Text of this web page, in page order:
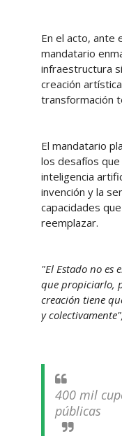
En el acto, ante
mandatario
infraestructura
creación
transformación
El mandatario
los desafíos
inteligencia
invención y la
capacidades
reemplazar.
"El Estado no es
que propiciarlo,
creación tiene
y colectivamente",
400 mil
públicas